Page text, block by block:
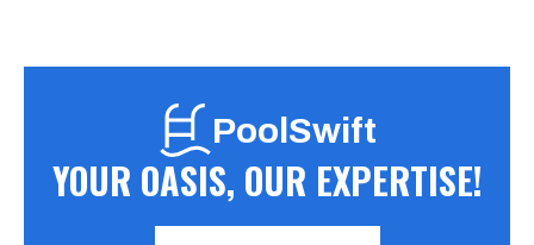
PoolSwift
YOUR OASIS, OUR EXPERTISE!